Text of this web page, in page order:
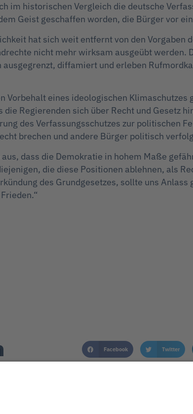
im historischen Vergleich die deutsche
Geist geschaffen worden, die Bürger vor
hat sich weit entfernt von den Vorgaben
nicht mehr wirksam ausgeübt
diffamiert und erleben
Vorbehalt eines ideologischen Klimaschutzes
Regierenden sich über Recht und Gesetz
des Verfassungsschutzes zur politischen
brechen und andere Bürger politisch
dass die Demokratie in hohem Maße
die diese Positionen ablehnen, als
des Grundgesetzes, sollte uns
Facebook Twitter